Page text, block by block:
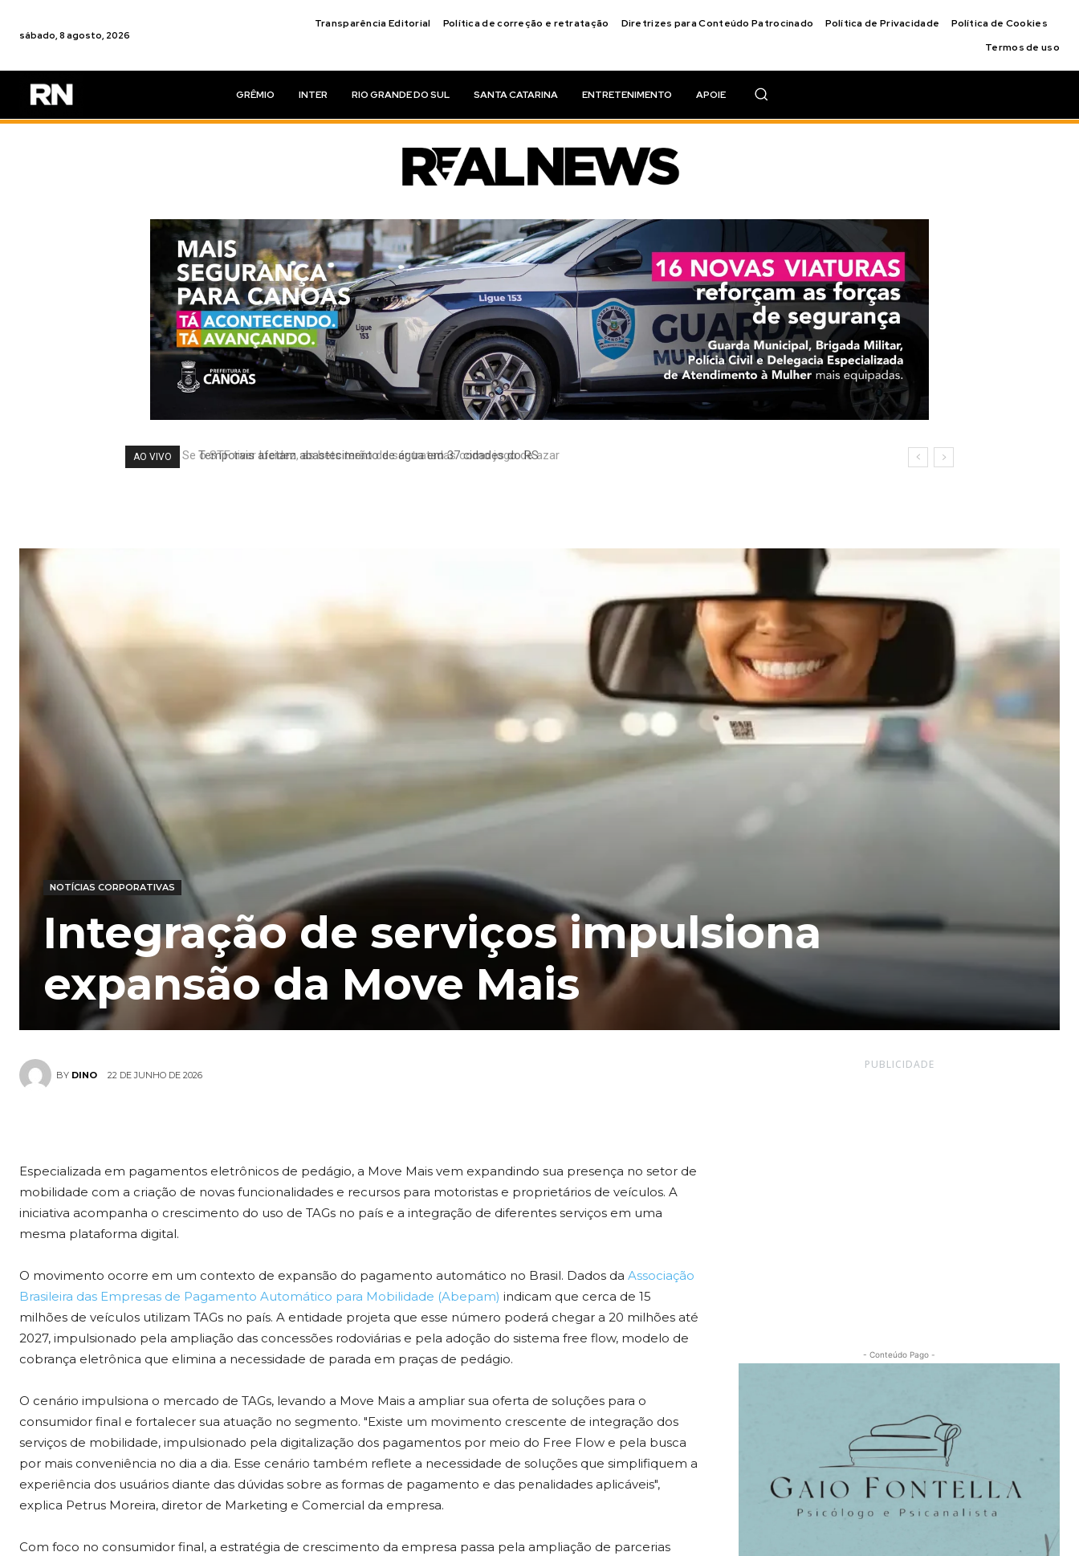
sábado, 8 agosto, 2026
Transparência Editorial Política de correção e retratação Diretrizes para Conteúdo Patrocinado Política de Privacidade
Política de Cookies
Termos de uso
GRÊMIO INTER RIO GRANDE DO SUL SANTA CATARINA ENTRETENIMENTO APOIE
AO VIVO Temporais afetam abastecimento de água em 37 cidades do RS
NOTÍCIAS CORPORATIVAS
Integração de serviços impulsiona
expansão da Move Mais
BY DINO 22 DE JUNHO DE 2026
Especializada em pagamentos eletrônicos de pedágio, a Move Mais vem expandindo sua presença no setor de
mobilidade com a criação de novas funcionalidades e recursos para motoristas e proprietários de veículos. A
iniciativa acompanha o crescimento do uso de TAGs no país e a integração de diferentes serviços em uma
mesma plataforma digital.
O movimento ocorre em um contexto de expansão do pagamento automático no Brasil. Dados da Associação
Brasileira das Empresas de Pagamento Automático para Mobilidade (Abepam) indicam que cerca de 15
milhões de veículos utilizam TAGs no país. A entidade projeta que esse número poderá chegar a 20 milhões até
2027, impulsionado pela ampliação das concessões rodoviárias e pela adoção do sistema free flow, modelo de
cobrança eletrônica que elimina a necessidade de parada em praças de pedágio.
O cenário impulsiona o mercado de TAGs, levando a Move Mais a ampliar sua oferta de soluções para o
consumidor final e fortalecer sua atuação no segmento. "Existe um movimento crescente de integração dos
serviços de mobilidade, impulsionado pela digitalização dos pagamentos por meio do Free Flow e pela busca
por mais conveniência no dia a dia. Esse cenário também reflete a necessidade de soluções que simplifiquem a
experiência dos usuários diante das dúvidas sobre as formas de pagamento e das penalidades aplicáveis",
explica Petrus Moreira, diretor de Marketing e Comercial da empresa.
Com foco no consumidor final, a estratégia de crescimento da empresa passa pela ampliação de parcerias
PUBLICIDADE
- Conteúdo Pago -